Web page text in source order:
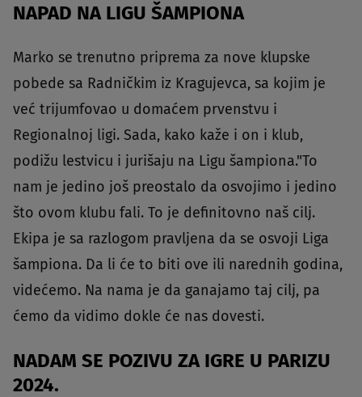
NAPAD NA LIGU ŠAMPIONA
Marko se trenutno priprema za nove klupske
pobede sa Radničkim iz Kragujevca, sa kojim je
već trijumfovao u domaćem prvenstvu i
Regionalnoj ligi. Sada, kako kaže i on i klub,
podižu lestvicu i jurišaju na Ligu šampiona."To
nam je jedino još preostalo da osvojimo i jedino
što ovom klubu fali. To je definitovno naš cilj.
Ekipa je sa razlogom pravljena da se osvoji Liga
šampiona. Da li će to biti ove ili narednih godina,
videćemo. Na nama je da ganajamo taj cilj, pa
ćemo da vidimo dokle će nas dovesti.
NADAM SE POZIVU ZA IGRE U PARIZU
2024.